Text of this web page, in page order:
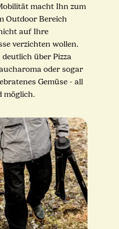
macht Ihn zum
Outdoor Bereich
auf Ihre
verzichten wollen.
über Pizza
oder sogar
Gemüse - all
möglich.